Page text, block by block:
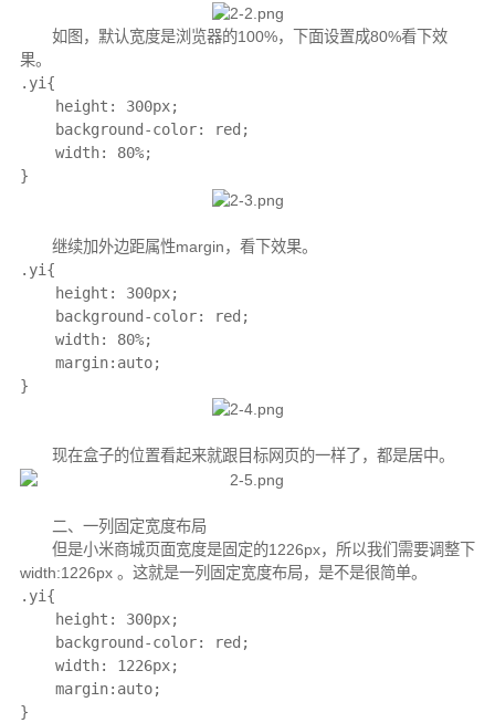
如图，默认宽度是浏览器的100%，下面设置成80%看下效
果。
.yi{
height: 300px;
background-color: red;
width: 80%;
}
继续加外边距属性margin，看下效果。
.yi{
height: 300px;
background-color: red;
width: 80%;
margin:auto;
}
现在盒子的位置看起来就跟目标网页的一样了，都是居中。
二、一列固定宽度布局
但是小米商城页面宽度是固定的1226px，所以我们需要调整下
width:1226px 。这就是一列固定宽度布局，是不是很简单。
.yi{
height: 300px;
background-color: red;
width: 1226px;
margin:auto;
}